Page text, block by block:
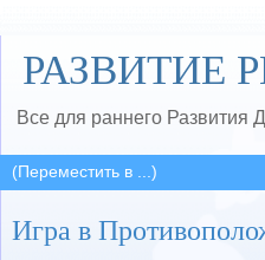
РАЗВИТИЕ
Все для раннего Развития
Игра в